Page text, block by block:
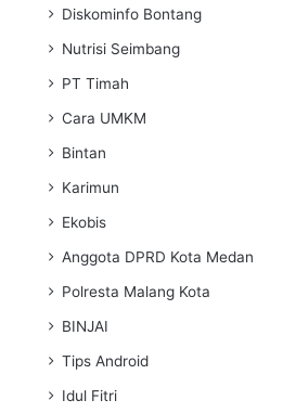
Diskominfo Bontang
Nutrisi Seimbang
PT Timah
Cara UMKM
Bintan
Karimun
Ekobis
Anggota DPRD Kota Medan
Polresta Malang Kota
BINJAI
Tips Android
Idul Fitri